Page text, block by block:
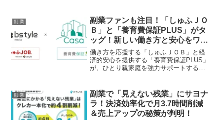
副 業
副業ファンも注目！「しゅふＪＯ
Ｂ」と「養育費保証PLUS」がタ
ッグ！新しい働き方と安心をワン
ストップでサポート！
働き方を応援する「しゅふＪＯＢ」と経
済的安心を提供する「養育費保証PLUS」
が、ひとり親家庭を強力サポートする相
心と自立を応援する新しい取り組みを深
掘りします。
副 業
副業で「見えない残業」にサヨナ
ラ！決済効率化で月3.7時間削減
＆売上アップの秘策が判明！